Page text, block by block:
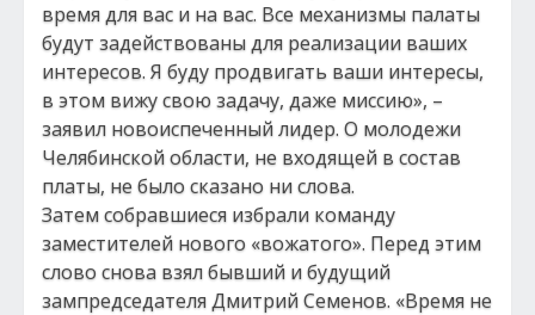
время для вас и на вас. Все механизмы палаты
будут задействованы для реализации ваших
интересов. Я буду продвигать ваши интересы,
в этом вижу свою задачу, даже миссию», –
заявил новоиспеченный лидер. О молодежи
Челябинской области, не входящей в состав
платы, не было сказано ни слова.
Затем собравшиеся избрали команду
заместителей нового «вожатого». Перед этим
слово снова взял бывший и будущий
зампредседателя Дмитрий Семенов. «Время не